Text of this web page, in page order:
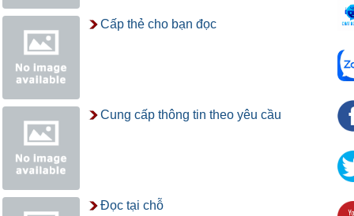
Cấp thẻ cho bạn đọc
Cung cấp thông tin theo yêu cầu
Đọc tại chỗ